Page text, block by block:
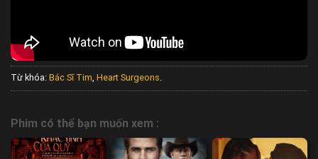
Từ khóa: Bác Sĩ Tim, Heart Surgeons.
Phim có thể bạn muốn xem :